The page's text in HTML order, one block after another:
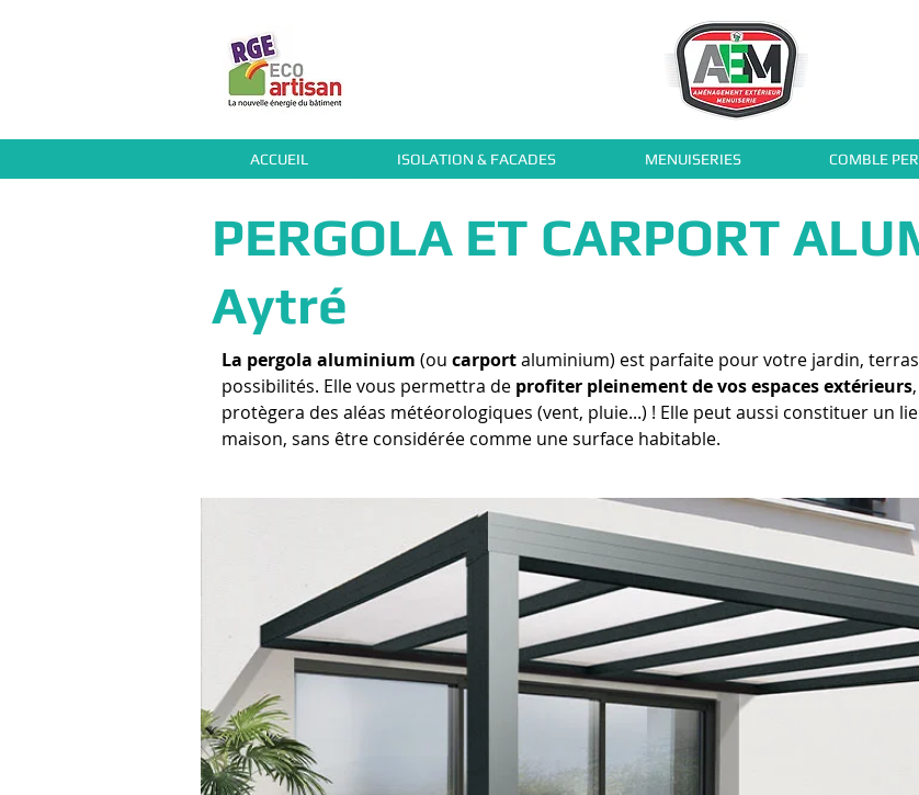
ACCUEIL ISOLATION & FACADES MENUISERIES COMBLE
PERGOLA ET CARPORT
Aytré
La pergola aluminium (ou carportaluminium) est parfaite pour votre jardin,
possibilités. Elle vous permettra de profiter pleinement de vos espaces extérieurs
protègera des aléas météorologiques (vent, pluie...) ! Elle peut aussi constituer un
maison, sans être considérée comme une surface habitable.